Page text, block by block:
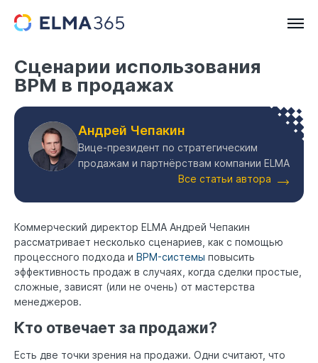
Сценарии использования
BPM в продажах
Андрей Чепакин
Вице-президент по стратегическим
продажам и партнёрствам компании ELMA
Все статьи автора
Коммерческий директор ELMA Андрей Чепакин
рассматривает несколько сценариев, как с помощью
процессного подхода и BPM-системы повысить
эффективность продаж в случаях, когда сделки простые,
сложные, зависят (или не очень) от мастерства
менеджеров.
Кто отвечает за продажи?
Есть две точки зрения на продажи. Одни считают, что